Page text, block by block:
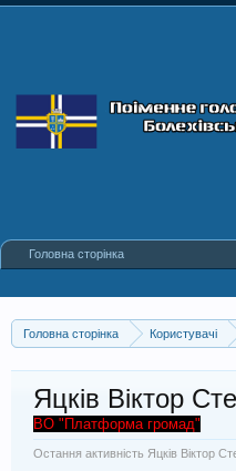
Головна сторінка Користувачі
Яцків Віктор
ВО "Платформа громад"
Остання активність Яцків Віктор
Головна сторінка